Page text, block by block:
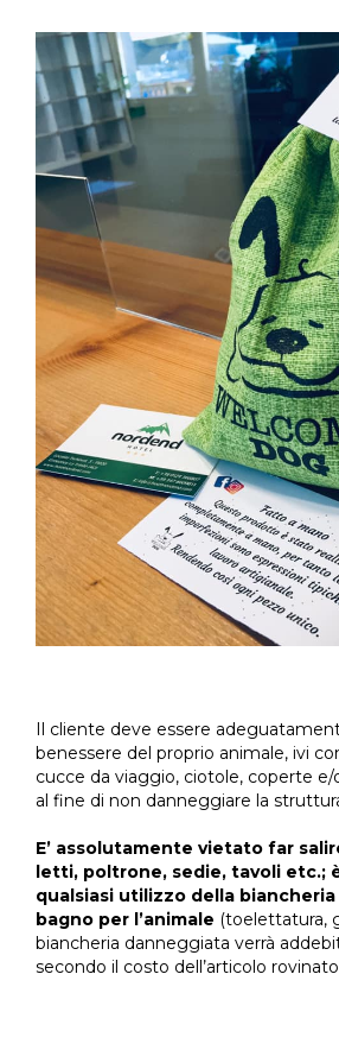
Il cliente deve essere
benessere del proprio animale, ivi
cucce da viaggio, ciotole, coperte
al fine di non danneggiare la
E’ assolutamente vietato far
letti, poltrone, sedie, tavoli etc.;
qualsiasi utilizzo della
bagno per l’animale (toelettatura,
biancheria danneggiata verrà
secondo il costo dell’articolo